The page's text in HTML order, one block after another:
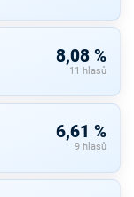
8,08 %
11 hlasů
6,61 %
9 hlasů